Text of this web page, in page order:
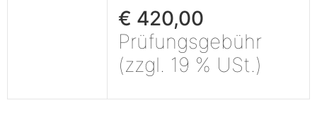
€ 420,00
Prüfungsgebühr
(zzgl. 19 % USt.)